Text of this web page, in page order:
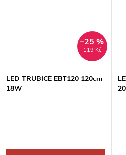
119 Kč
–25 %
LED TRUBICE EBT120 120cm
18W